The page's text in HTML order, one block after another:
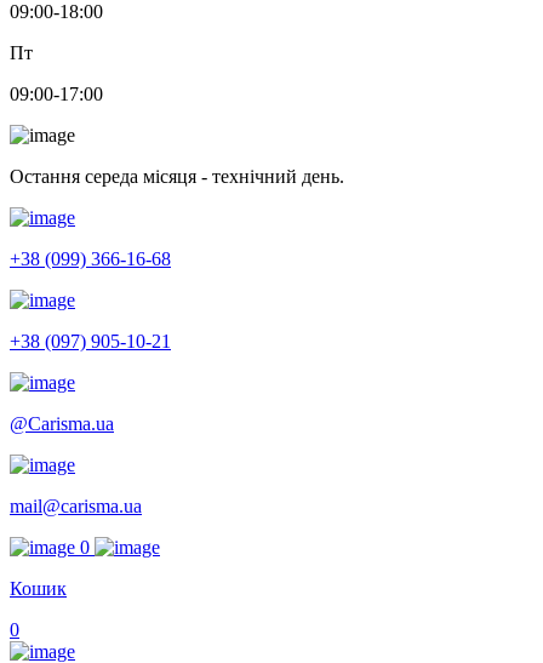
09:00-18:00
Пт
09:00-17:00
Остання середа місяця - технічний день.
+38 (099) 366-16-68
+38 (097) 905-10-21
@Carisma.ua
mail@carisma.ua
0
Кошик
0